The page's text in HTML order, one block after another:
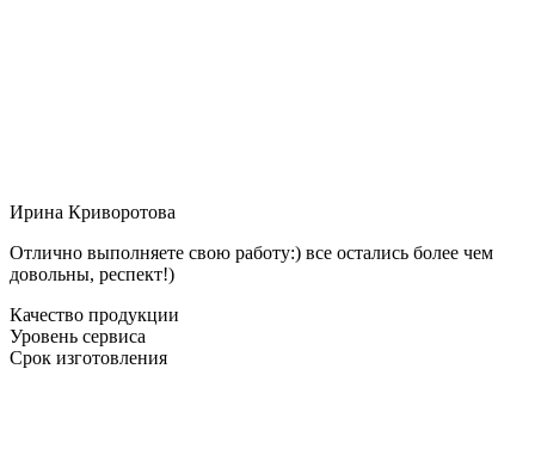
Ирина Криворотова
Отлично выполняете свою работу:) все остались более чем
довольны, респект!)
Качество продукции
Уровень сервиса
Срок изготовления